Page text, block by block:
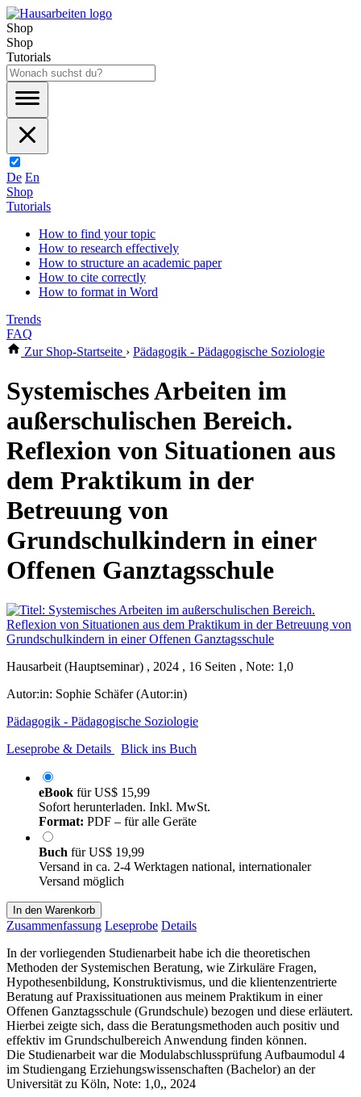
Shop
Shop
Tutorials
De En
Shop
Tutorials
How to find your topic
How to research effectively
How to structure an academic paper
How to cite correctly
How to format in Word
Trends
FAQ
Zur Shop-Startseite › Pädagogik - Pädagogische Soziologie
Systemisches Arbeiten im
außerschulischen Bereich.
Reflexion von Situationen aus
dem Praktikum in der
Betreuung von
Grundschulkindern in einer
Offenen Ganztagsschule
Hausarbeit (Hauptseminar) , 2024 , 16 Seiten , Note: 1,0
Autor:in: Sophie Schäfer (Autor:in)
Pädagogik - Pädagogische Soziologie
Leseprobe & Details
Blick ins Buch
eBook fürUS$ 15,99
Sofort herunterladen. Inkl. MwSt.
Format: PDF – für alle Geräte
Buch fürUS$ 19,99
Versand in ca. 2-4 Werktagen national, internationaler
Versand möglich
In den Warenkorb
Zusammenfassung Leseprobe Details
In der vorliegenden Studienarbeit habe ich die theoretischen
Methoden der Systemischen Beratung, wie Zirkuläre Fragen,
Hypothesenbildung, Konstruktivismus, und die klientenzentrierte
Beratung auf Praxissituationen aus meinem Praktikum in einer
Offenen Ganztagsschule (Grundschule) bezogen und diese erläutert.
Hierbei zeigte sich, dass die Beratungsmethoden auch positiv und
effektiv im Grundschulbereich Anwendung finden können.
Die Studienarbeit war die Modulabschlussprüfung Aufbaumodul 4
im Studiengang Erziehungswissenschaften (Bachelor) an der
Universität zu Köln, Note: 1,0,, 2024